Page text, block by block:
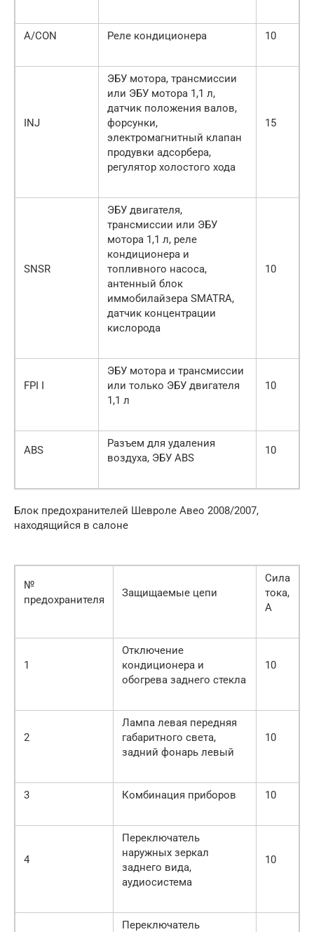
A/CON Реле кондиционера 10
INJ
ЭБУ мотора, трансмиссии
или ЭБУ мотора 1,1 л,
датчик положения валов,
форсунки,
электромагнитный клапан
продувки адсорбера,
регулятор холостого хода
15
SNSR
ЭБУ двигателя,
трансмиссии или ЭБУ
мотора 1,1 л, реле
кондиционера и
топливного насоса,
антенный блок
иммобилайзера SMATRA,
датчик концентрации
кислорода
10
FPI I
ЭБУ мотора и трансмиссии
или только ЭБУ двигателя
1,1 л
10
ABS
Разъем для удаления
воздуха, ЭБУ ABS
10
Блок предохранителей Шевроле Авео 2008/2007,
находящийся в салоне
№
предохранителя
Защищаемые цепи
Сила
тока,
А
1
Отключение
кондиционера и
обогрева заднего стекла
10
2
Лампа левая передняя
габаритного света,
задний фонарь левый
10
3 Комбинация приборов 10
4
Переключатель
наружных зеркал
заднего вида,
аудиосистема
10
Переключатель